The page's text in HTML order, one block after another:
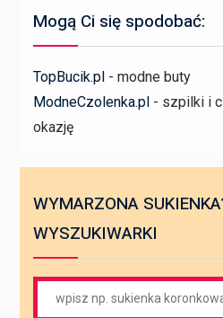
Mogą Ci się spodobać:
TopBucik.pl- modne buty
ModneCzolenka.pl- szpilki i
okazję
WYMARZONA
WYSZUKIWARKI